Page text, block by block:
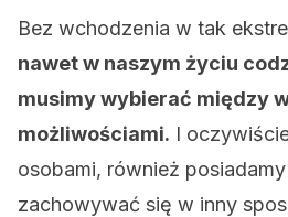
Bez wchodzenia w tak
nawet w naszym życiu
musimy wybierać między
możliwościami. I
osobami, również
zachowywać się w inny